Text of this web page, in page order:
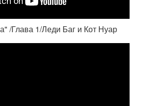
/Глава 1/Леди Баг и Кот Нуар